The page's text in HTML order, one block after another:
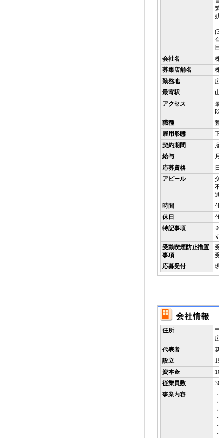
会社名
募集店舗名
勤務地
最寄駅
アクセス
職種
雇用形態
契約期間
給与
応募資格
アピール
時間
休日
特記事項
受動喫煙防止措置
事項
応募受付
住所
代表者
設立
資本金
従業員数
事業内容